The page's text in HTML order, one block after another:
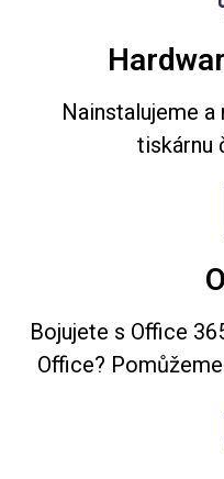
Nainstalujeme
tiskárnu
Bojujete s Office
Office?